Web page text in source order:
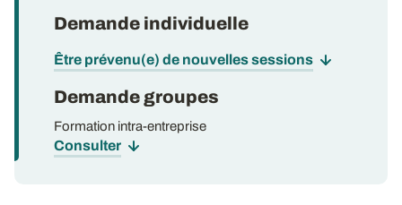
Demande individuelle
Être prévenu(e) de nouvelles sessions
Demande groupes
Formation intra-entreprise
Consulter